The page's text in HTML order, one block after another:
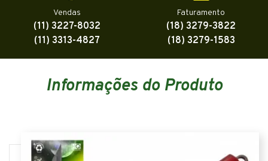
Vendas
(11) 3227-8032
(11) 3313-4827
Faturamento
(18) 3279-3822
(18) 3279-1583
Informações do Produto